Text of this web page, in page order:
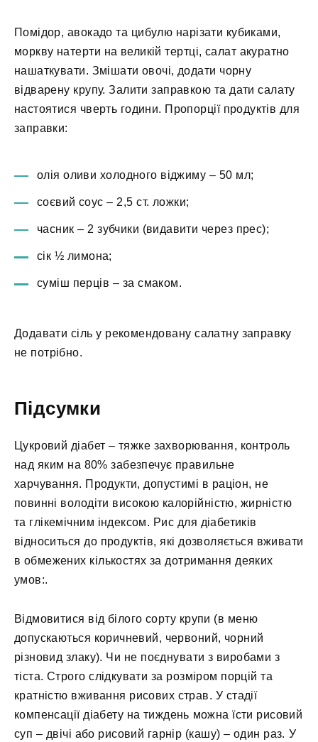
Помідор, авокадо та цибулю нарізати кубиками,
моркву натерти на великій тертці, салат акуратно
нашаткувати. Змішати овочі, додати чорну
відварену крупу. Залити заправкою та дати салату
настоятися чверть години. Пропорції продуктів для
заправки:
олія оливи холодного віджиму – 50 мл;
соєвий соус – 2,5 ст. ложки;
часник – 2 зубчики (видавити через прес);
сік ½ лимона;
суміш перців – за смаком.
Додавати сіль у рекомендовану салатну заправку
не потрібно.
Підсумки
Цукровий діабет – тяжке захворювання, контроль
над яким на 80% забезпечує правильне
харчування. Продукти, допустимі в раціон, не
повинні володіти високою калорійністю, жирністю
та глікемічним індексом. Рис для діабетиків
відноситься до продуктів, які дозволяється вживати
в обмежених кількостях за дотримання деяких
умов:.
Відмовитися від білого сорту крупи (в меню
допускаються коричневий, червоний, чорний
різновид злаку). Чи не поєднувати з виробами з
тіста. Строго слідкувати за розміром порцій та
кратністю вживання рисових страв. У стадії
компенсації діабету на тиждень можна їсти рисовий
суп – двічі або рисовий гарнір (кашу) – один раз. У